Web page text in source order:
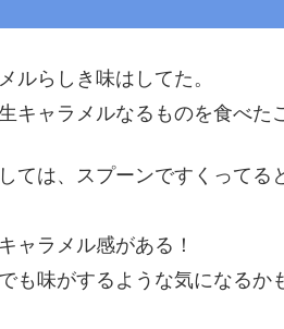
ルらしき味はしてた。
キャラメルなるものを食べた
ては、スプーンですくって
ャラメル感がある！
も味がするような気になるか